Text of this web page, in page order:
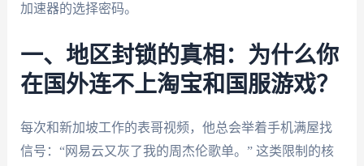
加速器的选择密码。
一、地区封锁的真相：为什么你
在国外连不上淘宝和国服游戏？
每次和新加坡工作的表哥视频，他总会举着手机满屋找
信号：“网易云又灰了我的周杰伦歌单。” 这类限制的核